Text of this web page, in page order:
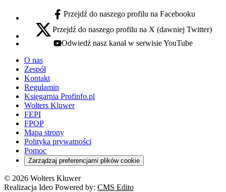
facebook - otwiera się w nowej karcie
Przejdź do naszego profilu na Facebooku
x - otwiera się w nowej karcie
Przejdź do naszego profilu na X (dawniej Twitter)
youtube - otwiera się w nowej karcie
Odwiedź nasz kanał w serwisie YouTube
O nas
Zespół
Kontakt
Regulamin
Księgarnia Profinfo.pl
Wolters Kluwer
FEPI
FPOP
Mapa strony
Polityka prywatności
Pomoc
Zarządzaj preferencjami plików cookie
© 2026 Wolters Kluwer
Realizacja Ideo Powered by: CMS Edito